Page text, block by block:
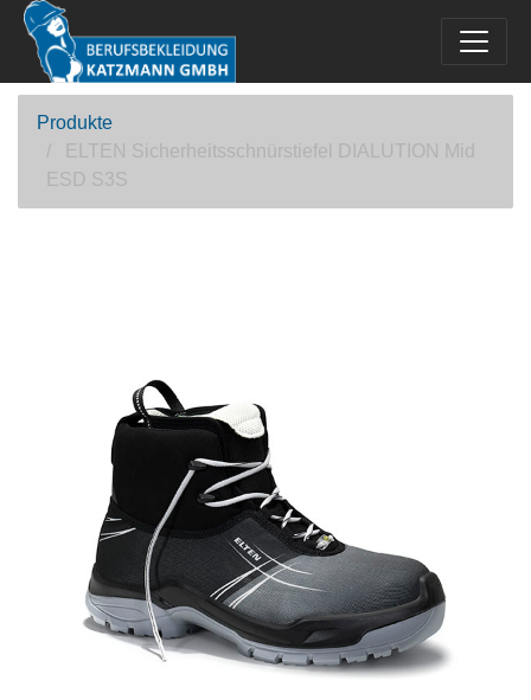
Produkte
ELTEN Sicherheitsschnürstiefel DIALUTION Mid
ESD S3S